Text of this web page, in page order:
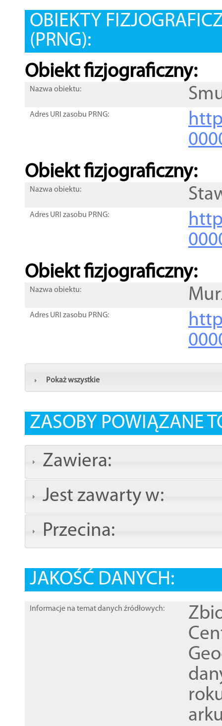
OBIEKTY
(PRNG):
Obiekt fizjograficzny:
Nazwa obiektu:
Adres URI zasobu PRNG:
Obiekt fizjograficzny:
Nazwa obiektu:
Adres URI zasobu PRNG:
Obiekt fizjograficzny:
Nazwa obiektu:
Adres URI zasobu PRNG:
Pokaż wszystkie
ZASOBY POWIĄZANE
Zawiera:
Jest zawarty w:
Przecina:
JAKOŚĆ DANYCH:
Informacje na temat danych źródłowych: